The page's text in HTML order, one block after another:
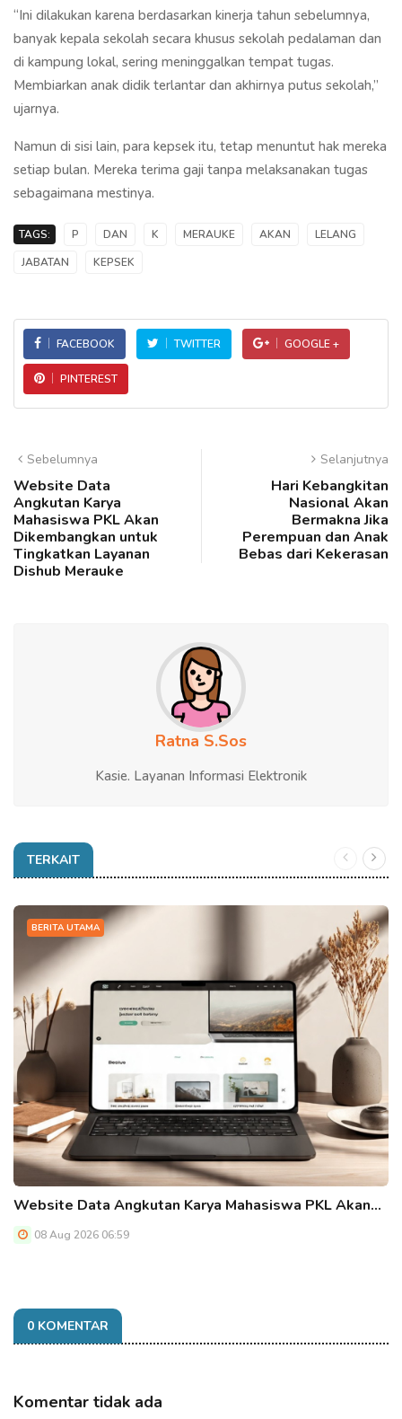
“Ini dilakukan karena berdasarkan kinerja tahun sebelumnya,
banyak kepala sekolah secara khusus sekolah pedalaman dan
di kampung lokal, sering meninggalkan tempat tugas.
Membiarkan anak didik terlantar dan akhirnya putus sekolah,”
ujarnya.
Namun di sisi lain, para kepsek itu, tetap menuntut hak mereka
setiap bulan. Mereka terima gaji tanpa melaksanakan tugas
sebagaimana mestinya.
TAGS: P DAN K MERAUKE AKAN
LELANG
JABATAN
KEPSEK
FACEBOOK TWITTER GOOGLE +
PINTEREST
Sebelumnya
Website Data
Angkutan Karya
Mahasiswa PKL Akan
Dikembangkan untuk
Tingkatkan Layanan
Dishub Merauke
Selanjutnya
Hari Kebangkitan
Nasional Akan
Bermakna Jika
Perempuan dan Anak
Bebas dari Kekerasan
Ratna S.Sos
Kasie. Layanan Informasi Elektronik
TERKAIT
BERITA UTAMA
Website Data Angkutan Karya Mahasiswa PKL Akan…
08 Aug 2026 06:59
0 KOMENTAR
Komentar tidak ada